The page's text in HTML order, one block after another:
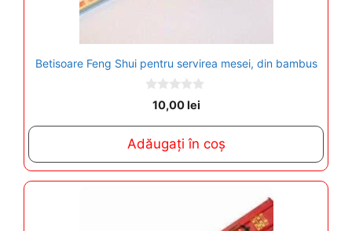
Betisoare Feng Shui pentru servirea mesei, din bambus
o
5
10,00lei
Adăugați în coș